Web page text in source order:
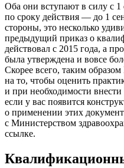
Оба они вступают в силу с
по сроку действия — до 1
стороны, это несколько
предыдущий приказ о
действовал с 2015 года, а
была утверждена и вовсе
Скорее всего, таким
на то, чтобы оценить
и при необходимости
если у вас появится
о применении этих
с Министерством
ссылке.